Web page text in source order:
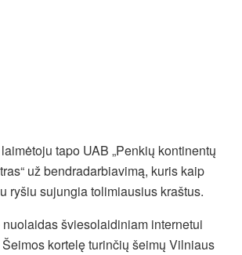
tapo UAB „Penkių kontinentų
už bendradarbiavimą, kuris kaip
ryšiu sujungia tolimiausius kraštus.
šviesolaidiniam internetui
kortelę turinčių šeimų Vilniaus